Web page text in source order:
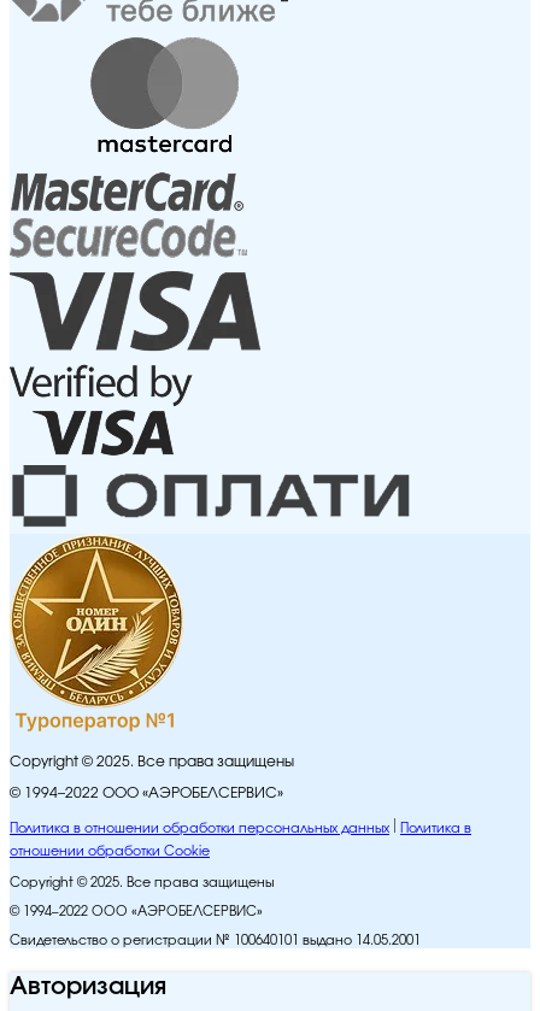
Copyright © 2025. Все права защищены
© 1994–2022 ООО «АЭРОБЕЛСЕРВИС»
Политика в отношении обработки персональных данных
Политика в
отношении обработки Cookie
Copyright © 2025. Все права защищены
© 1994–2022 ООО «АЭРОБЕЛСЕРВИС»
Свидетельство о регистрации № 100640101 выдано 14.05.2001
Авторизация